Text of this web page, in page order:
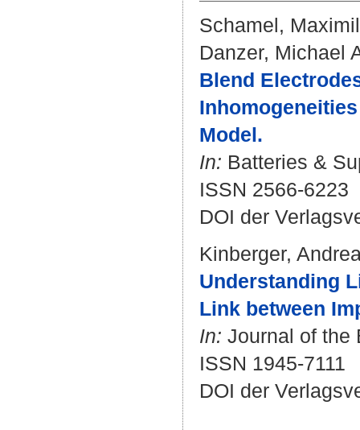
Schamel,
Danzer, Michael
Blend
Model.
In: Batteries &
ISSN 2566-6223
DOI der
Kinberger,
Understanding
Link between
In: Journal of the
ISSN 1945-7111
DOI der